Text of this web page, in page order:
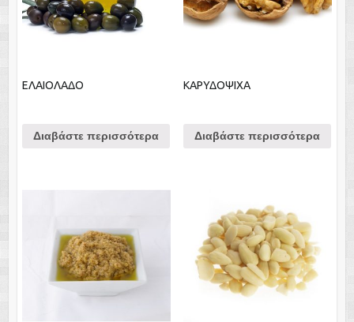
ΕΛΑΙΟΛΑΔΟ
Διαβάστε περισσότερα
ΚΑΡΥΔΟΨΙΧΑ
Διαβάστε περισσότερα